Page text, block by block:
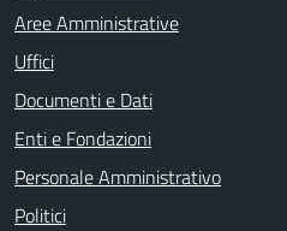
Aree Amministrative
Uffici
Documenti e Dati
Enti e Fondazioni
Personale Amministrativo
Politici